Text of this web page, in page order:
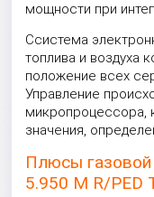
мощности при
Cсистема
топлива и воздуха
положение всех
Управление
микропроцессора,
значения,
Плюсы газовой
5.950 M R/PED